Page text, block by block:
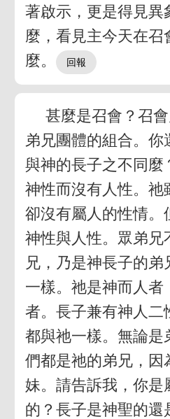
著啟示，更是得見異
麼，看見主今天在召
麼。
甚麼是召會？召
弟兄團體的組合。
與神的長子之不同麼
神性而沒有人性。祂
卻沒有屬人的性情。
神性與人性。眾弟兄
兄，乃是神長子的
一樣。祂是神而人者
者。長子兼有神人二
都與祂一樣。無論是
們都是祂的弟兄，因
妹。請告訴我，你是
的？長子是神聖的還